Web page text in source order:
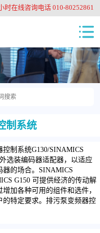
时在线咨询电话 010-80252861
制系统
控制系统G130/SINAMICS
选装编码器适配器，以适应
器的场合。SINAMICS
G150 可提供经济的传动解
增加各种可用的组件和选件，
的特定要求。排污泵变频器控